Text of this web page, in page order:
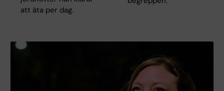
att äta per dag.